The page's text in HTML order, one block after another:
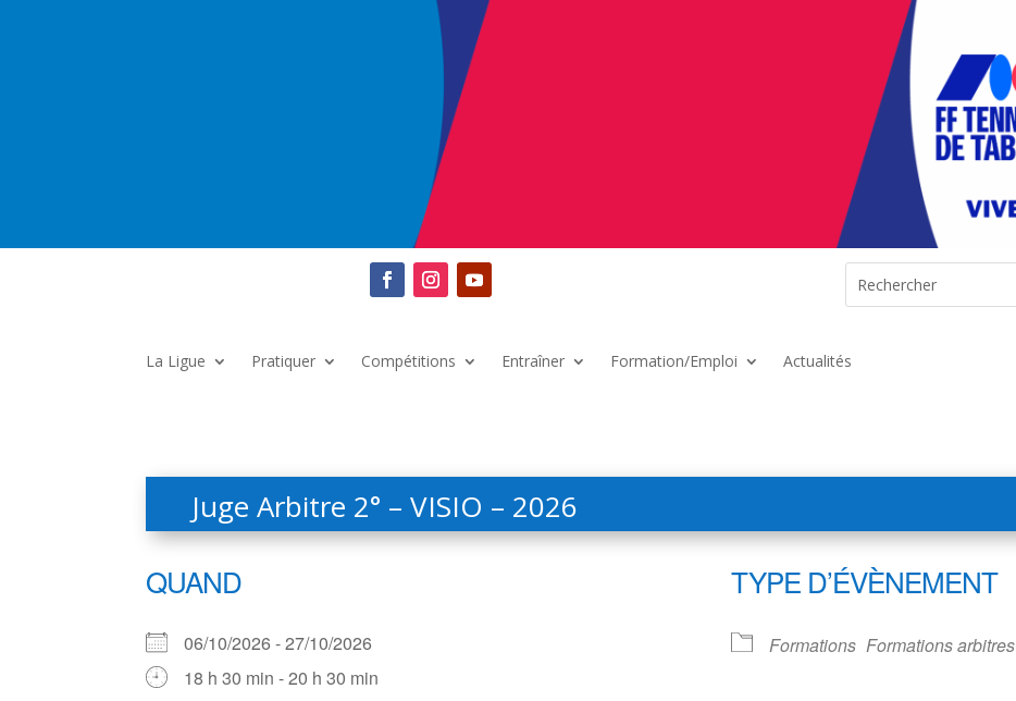
La Ligue Pratiquer Compétitions Entraîner Formation/Emploi Actualités
Juge Arbitre 2° – VISIO – 2026
QUAND
06/10/2026 - 27/10/2026
18 h 30 min - 20 h 30 min
TYPE D’ÉVÈNEMENT
Formations Formations arbitres